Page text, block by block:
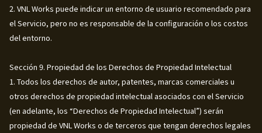
2. VNL Works puede indicar un entorno de usuario recomendado para
el Servicio, pero no es responsable de la configuración o los costos
del entorno.
Sección 9. Propiedad de los Derechos de Propiedad Intelectual
1. Todos los derechos de autor, patentes, marcas comerciales u
otros derechos de propiedad intelectual asociados con el Servicio
(en adelante, los “Derechos de Propiedad Intelectual”) serán
propiedad de VNL Works o de terceros que tengan derechos legales